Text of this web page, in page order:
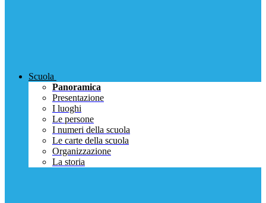
Scuola
Panoramica
Presentazione
I luoghi
Le persone
I numeri della scuola
Le carte della scuola
Organizzazione
La storia